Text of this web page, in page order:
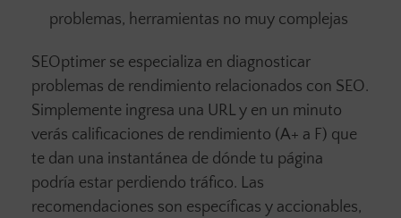
problemas, herramientas no muy complejas
SEOptimer se especializa en diagnosticar
problemas de rendimiento relacionados con SEO.
Simplemente ingresa una URL y en un minuto
verás calificaciones de rendimiento (A+ a F) que
te dan una instantánea de dónde tu página
podría estar perdiendo tráfico. Las
recomendaciones son específicas y accionables,